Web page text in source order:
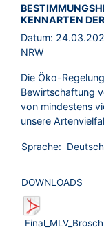
BROSCHÜRE:
KENNARTEN
Datum:
NRW
Die Öko-
Bewirtschaftung
von mindestens
unsere
Sprache: Deutsch
DOWNLOADS